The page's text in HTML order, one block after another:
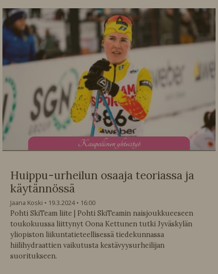
Kaupallinen yhteistyö
Huippu-urheilun osaaja teoriassa ja
käytännössä
Jaana Koski 19.3.2024
16:00
Pohti SkiTeam liite | Pohti SkiTeamin naisjoukkueeseen
toukokuussa liittynyt Oona Kettunen tutki Jyväskylän
yliopiston liikuntatieteellisessä tiedekunnassa
hiilihydraattien vaikutusta kestävyysurheilijan
suoritukseen.